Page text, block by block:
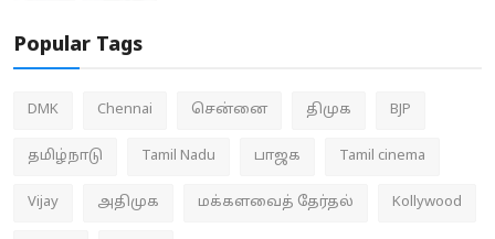
Popular Tags
DMK Chennai சென்னை திமுக BJP
தமிழ்நாடு Tamil Nadu பாஜக Tamil cinema
Vijay அதிமுக மக்களவைத் தேர்தல் Kollywood